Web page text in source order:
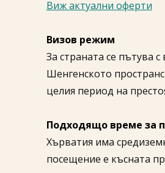
Виж актуални оферти
Визов режим
За страната се пътува
Шенгенското
целия период на
Подходящо време за
Хърватия има
посещение е късната